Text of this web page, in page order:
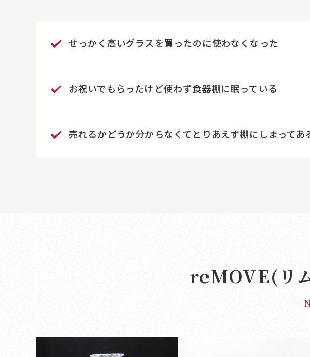
せっかく高いグラスを買ったのに使わなくなった
お祝いでもらったけど使わず食器棚に眠っている
売れるかどうか分からなくて とりあえず棚にしまってあ
reMOVE(リ
-